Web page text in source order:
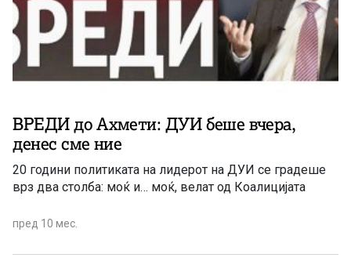
ВРЕДИ до Ахмети: ДУИ беше вчера,
денес сме ние
20 години политиката на лидерот на ДУИ се градеше
врз два столба: моќ и… моќ, велат од Коалицијата
пред 10 мес.